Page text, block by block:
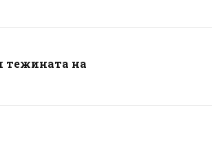
тежината на